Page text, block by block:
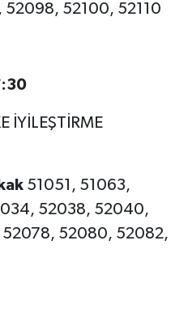
52100, 52110
İYİLEŞTİRME
51051, 51063,
52038, 52040,
52080, 52082,